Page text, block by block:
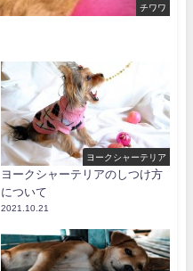
チワワ
ヨークシャーテリア
ヨークシャーテリアのしつけ方
について
2021.10.21